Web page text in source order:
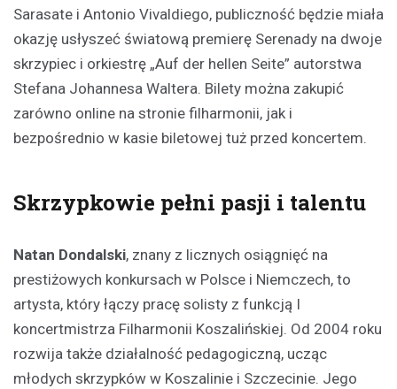
Sarasate i Antonio Vivaldiego, publiczność będzie miała
okazję usłyszeć światową premierę Serenady na dwoje
skrzypiec i orkiestrę „Auf der hellen Seite” autorstwa
Stefana Johannesa Waltera. Bilety można zakupić
zarówno online na stronie filharmonii, jak i
bezpośrednio w kasie biletowej tuż przed koncertem.
Skrzypkowie pełni pasji i talentu
Natan Dondalski, znany z licznych osiągnięć na
prestiżowych konkursach w Polsce i Niemczech, to
artysta, który łączy pracę solisty z funkcją I
koncertmistrza Filharmonii Koszalińskiej. Od 2004 roku
rozwija także działalność pedagogiczną, ucząc
młodych skrzypków w Koszalinie i Szczecinie. Jego